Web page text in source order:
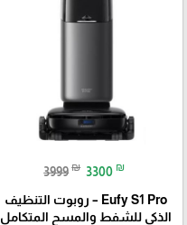
3999 ₪ 3300 ₪
Eufy S1 Pro – روبوت التنظيف
الذكي للشفط والمسح المتكامل